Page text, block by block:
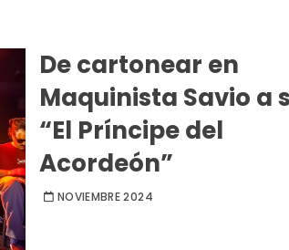
De cartonear en
Maquinista Savio a
“El Príncipe del
Acordeón”
NOVIEMBRE 2024